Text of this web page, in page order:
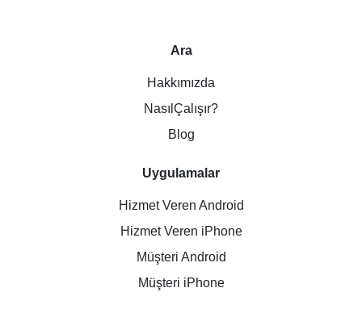
Ara
Hakkımızda
NasılÇalışır?
Blog
Uygulamalar
Hizmet Veren Android
Hizmet Veren iPhone
Müşteri Android
Müşteri iPhone